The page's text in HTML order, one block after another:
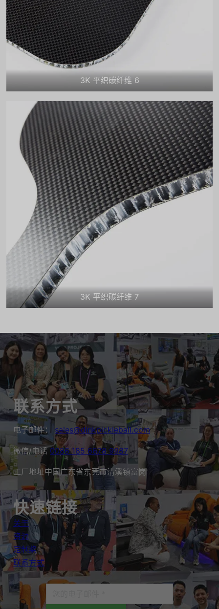
3K 平织碳纤维 6
3K 平织碳纤维 7
联系方式
电子邮件： sales@dinkpickleball.com
微信/电话0086 185 6678 9987
工厂地址中国广东省东莞市清溪镇富岗
快速链接
关于
资源
定制桨
联系方式